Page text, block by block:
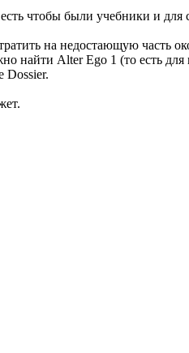
чтобы были учебники и для
на недостающую часть
найти Alter Ego 1 (то есть
Dossier.